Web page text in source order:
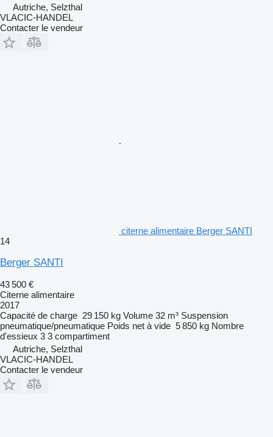
Autriche, Selzthal
VLACIC-HANDEL
Contacter le vendeur
citerne alimentaire Berger SANTI
14
Berger SANTI
43 500 €
Citerne alimentaire
2017
Capacité de charge 29 150 kg Volume 32 m³ Suspension
pneumatique/pneumatique Poids net à vide 5 850 kg Nombre
d'essieux 3 3 compartiment
Autriche, Selzthal
VLACIC-HANDEL
Contacter le vendeur